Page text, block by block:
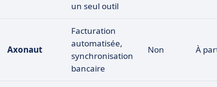
un seul outil
Axonaut
Facturation
automatisée,
synchronisation
bancaire
Non À